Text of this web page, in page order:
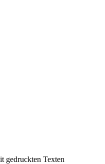
gedruckten Texten